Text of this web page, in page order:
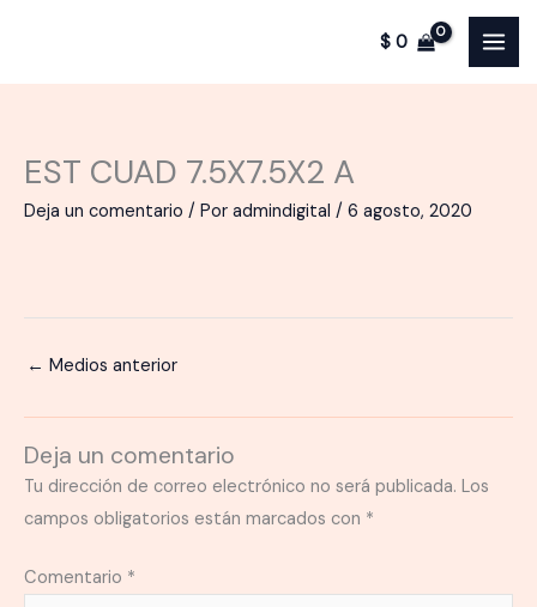
contenido
$0
EST CUAD 7.5X7.5X2 A
Deja un comentario / Por admindigital / 6 agosto, 2020
← Medios anterior
Deja un comentario
Tu dirección de correo electrónico no será publicada. Los
campos obligatorios están marcados con *
Comentario *